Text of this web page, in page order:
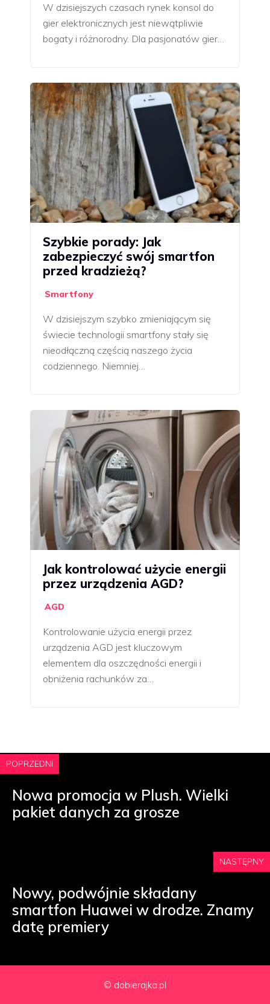
W dzisiejszych czasach rynek konsol do
gier elektronicznych jest niewątpliwie
bogaty i różnorodny. Dla pasjonatów gier…
Szybkie porady: Jak
zabezpieczyć swój smartfon
przed kradzieżą?
Smartfony
W dzisiejszym szybko zmieniającym się
świecie technologii smartfony stały się
nieodłączną częścią naszego życia
codziennego. Niemniej…
Jak kontrolować użycie energii
przez urządzenia AGD?
AGD
Kontrolowanie użycia energii przez
urządzenia AGD jest kluczowym
elementem dla oszczędności energii i
obniżenia rachunków za…
POPRZEDNI
Nowa promocja w Plush. Wielki
pakiet danych za grosze
NASTĘPNY
Nowy, podwójnie składany
smartfon Huawei w drodze. Znamy
datę premiery
© dobierajka.pl